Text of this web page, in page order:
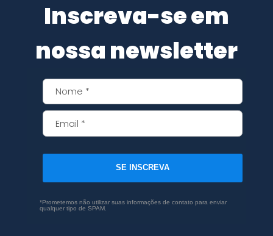
Inscreva-se em
nossa newsletter
SE INSCREVA
*Prometemos não utilizar suas informações de contato para enviar
qualquer tipo de SPAM.